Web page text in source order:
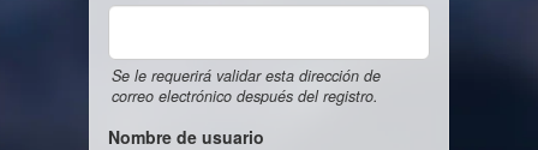
Se le requerirá validar esta dirección de
correo electrónico después del registro.
Nombre de usuario